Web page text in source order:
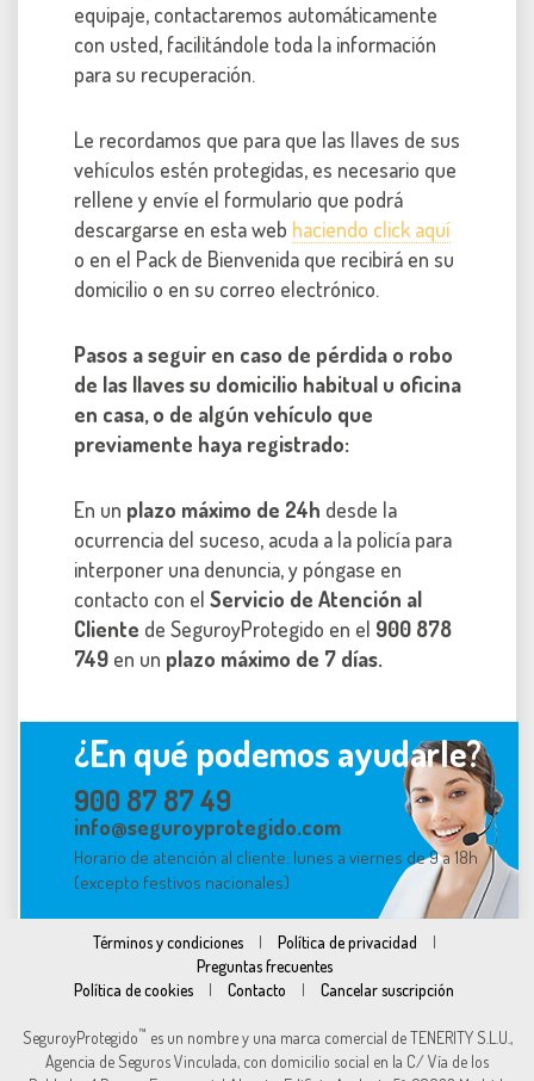
equipaje, contactaremos automáticamente
con usted, facilitándole toda la información
para su recuperación.
Le recordamos que para que las llaves de sus
vehículos estén protegidas, es necesario que
rellene y envíe el formulario que podrá
descargarse en esta web haciendo click aquí
o en el Pack de Bienvenida que recibirá en su
domicilio o en su correo electrónico.
Pasos a seguir en caso de pérdida o robo
de las llaves su domicilio habitual u oficina
en casa, o de algún vehículo que
previamente haya registrado:
En un plazo máximo de 24h desde la
ocurrencia del suceso, acuda a la policía para
interponer una denuncia, y póngase en
contacto con el Servicio de Atención al
Cliente de SeguroyProtegido en el 900 878
749 en un plazo máximo de 7 días.
¿En qué podemos ayudarle?
900 87 87 49
info@seguroyprotegido.com
Horario de atención al cliente: lunes a viernes de 9 a 18h
(excepto festivos nacionales)
Términos y condiciones | Política de privacidad
|
Preguntas frecuentes
Política de cookies
| Contacto | Cancelar suscripción
SeguroyProtegido™ es un nombre y una marca comercial de TENERITY S.L.U.,
Agencia de Seguros Vinculada, con domicilio social en la C/ Vía de los